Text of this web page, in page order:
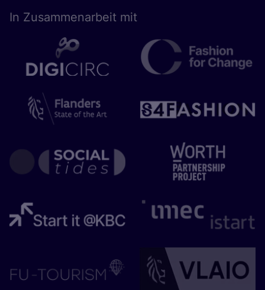
In Zusam­men­ar­beit mit